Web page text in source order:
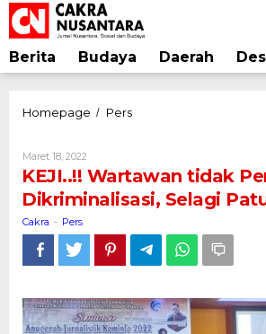
Lewati
ke
konten
Berita Budaya Daerah
Homepage / PersKEJI..!!
Takut
Dikriminalisasi,
Patuhi
Ini
Maret 18, 2022
Cakra
KEJI..!! Wartawan tidak
Dikriminalisasi, Selagi
Cakra - Pers